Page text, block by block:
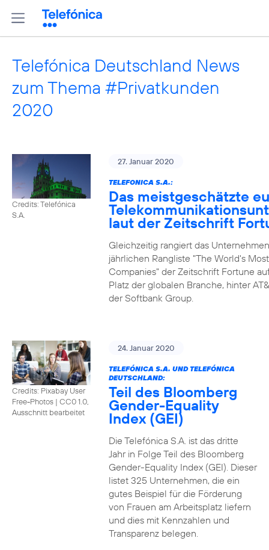
Telefónica Deutschland News
zum Thema #Privatkunden
2020
Credits: Telefónica
S.A.
27. Januar 2020
TELEFONICA S.A.:
Das meistgeschätzte
laut der Zeitschrift
Gleichzeitig rangiert das
jährlichen Rangliste "The World's
Companies" der Zeitschrift Fortune
Platz der globalen Branche, hinter
der Softbank Group.
Credits: Pixabay User
Free-Photos | CC0 1.0,
Ausschnitt bearbeitet
24. Januar 2020
TELEFÓNICA S.A. UND TELEFÓNICA
DEUTSCHLAND:
Teil des Bloomberg
Gender-Equality
Index (GEI)
Die Telefónica S.A. ist das dritte
Jahr in Folge Teil des Bloomberg
Gender-Equality Index (GEI). Dieser
listet 325 Unternehmen, die ein
gutes Beispiel für die Förderung
von Frauen am Arbeitsplatz liefern
und dies mit Kennzahlen und
Transparenz belegen.